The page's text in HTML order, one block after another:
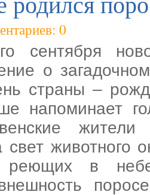
0
сентября
о
страны –
напоминает
свет животного
реющих в